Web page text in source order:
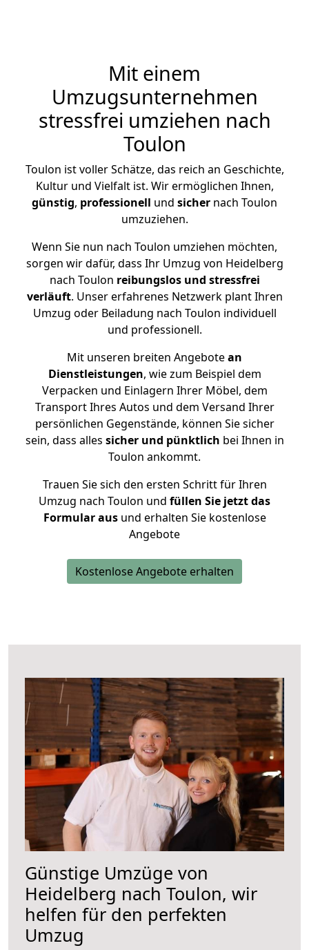
Mit einem
Umzugsunternehmen
stressfrei umziehen nach
Toulon
Toulon ist voller Schätze, das reich an Geschichte,
Kultur und Vielfalt ist. Wir ermöglichen Ihnen,
günstig, professionell und sicher nach Toulon
umzuziehen.
Wenn Sie nun nach Toulon umziehen möchten,
sorgen wir dafür, dass Ihr Umzug von Heidelberg
nach Toulon reibungslos und stressfrei
verläuft. Unser erfahrenes Netzwerk plant Ihren
Umzug oder Beiladung nach Toulon individuell
und professionell.
Mit unseren breiten Angebotean
Dienstleistungen, wie zum Beispiel dem
Verpacken und Einlagern Ihrer Möbel, dem
Transport Ihres Autos und dem Versand Ihrer
persönlichen Gegenstände, können Sie sicher
sein, dass alles sicher und pünktlich bei Ihnen in
Toulon ankommt.
Trauen Sie sich den ersten Schritt für Ihren
Umzug nach Toulon und füllen Sie jetzt das
Formular ausund erhalten Sie kostenlose
Angebote
Kostenlose Angebote erhalten
Günstige Umzüge von
Heidelberg nach Toulon, wir
helfen für den perfekten
Umzug